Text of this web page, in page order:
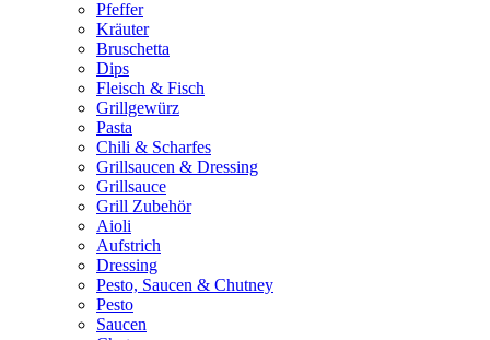
Pfeffer
Kräuter
Bruschetta
Dips
Fleisch & Fisch
Grillgewürz
Pasta
Chili & Scharfes
Grillsaucen & Dressing
Grillsauce
Grill Zubehör
Aioli
Aufstrich
Dressing
Pesto, Saucen & Chutney
Pesto
Saucen